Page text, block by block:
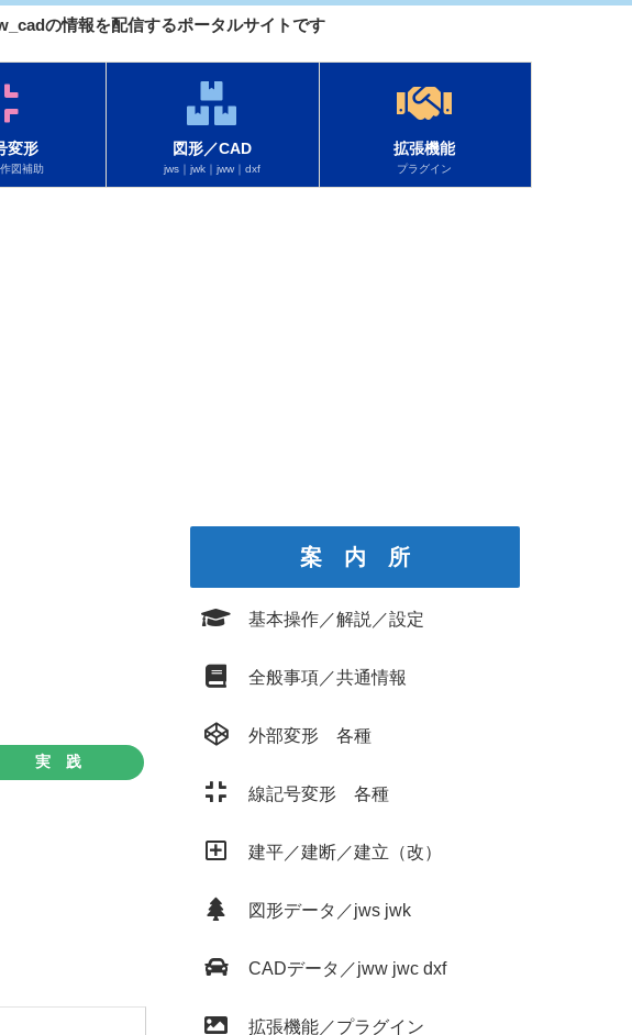
の情報を配信するポータルサイトです
変形
図補助
図形／CAD
jws｜jwk｜jww｜dxf
拡張機能
プラグイン
実 践
案 内 所
基本操作／解説／設定
全般事項／共通情報
外部変形 各種
線記号変形 各種
建平／建断／建立（改）
図形データ／jws jwk
CADデータ／jww jwc dxf
拡張機能／プラグイン